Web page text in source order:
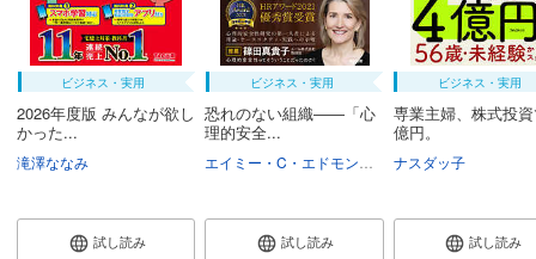
ビジネス・実用
2026年度版 みんなが欲し
かった...
滝澤ななみ
試し読み
ビジネス・実用
恐れのない組織――「心
理的安全...
エイミー・C・エドモンドソン 野津智子
試し読み
ビジネス・実用
専業主婦、株式投
億円。
ナスダッ子
試し読み